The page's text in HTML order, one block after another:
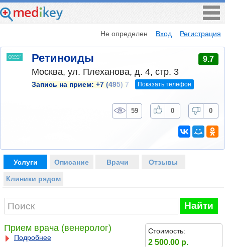
Не определен Вход Регистрация
Ретиноиды 9.7
Москва, ул. Плеханова, д. 4, стр. 3
Запись на прием: +7 (495) 7 Показать телефон
59 0 0
Услуги Описание Врачи Отзывы
Клиники рядом
Найти
Прием врача (венеролог)
Подробнее
Стоимость:
2 500.00 р.